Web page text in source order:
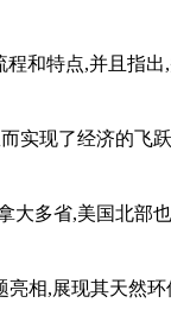
和特点,并且指
现了经济的
多省,美国北
相,展现其天